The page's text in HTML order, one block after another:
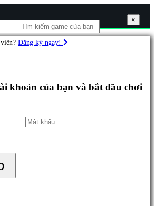
×
Đăng ký ngay!
khoản của bạn và bắt đầu chơi
×
×